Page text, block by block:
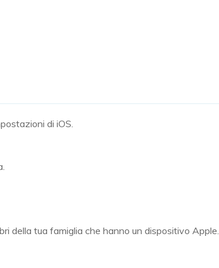
di iOS.
della tua famiglia che hanno un dispositivo Apple.